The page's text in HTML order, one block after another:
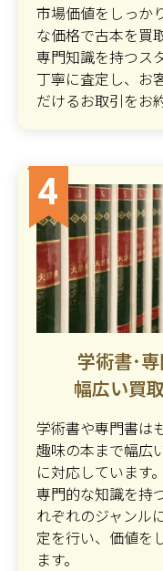
市場価値をしっか
な価格で古本を買
専門知識を持つス
丁寧に査定し、お
だけるお取引をお
4
学術書･
幅広い買
学術書や専門書は
趣味の本まで幅広
に対応しています。
専門的な知識を持
れぞれのジャンル
定を行い、価値を
ます。